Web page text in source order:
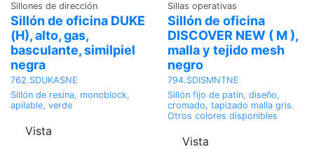
Sillones de dirección
Sillón de oficina DUKE
(H), alto, gas,
basculante, similpiel
negra
762.SDUKASNE
Sillón de resina, monoblock,
apilable, verde
Vista
Sillas operativas
Sillón de oficina
DISCOVER NEW ( M ),
malla y tejido mesh
negro
794.SDISMNTNE
Sillón fijo de patín, diseño,
cromado, tapizado malla gris.
Otros colores disponibles
Vista